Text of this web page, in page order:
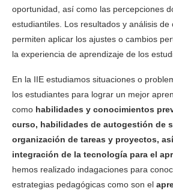
oportunidad, así como las percepciones
estudiantiles. Los resultados y análisis de
permiten aplicar los ajustes o cambios
la experiencia de aprendizaje de los
En la IIE estudiamos situaciones o
los estudiantes para lograr un mejor
como habilidades y conocimientos
curso, habilidades de autogestión de
organización de tareas y proyectos,
integración de la tecnología para el
hemos realizado indagaciones para
estrategias pedagógicas como son el